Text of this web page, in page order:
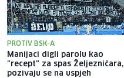
PROTIV BSK-A
Manijaci digli parolu kao
"recept" za spas Željezničara,
pozivaju se na uspjeh